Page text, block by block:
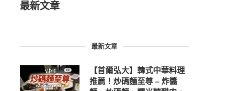
最新文章
最新文章
【首爾弘大】韓式中華料理
推薦！炒碼麵至尊 – 炸醬